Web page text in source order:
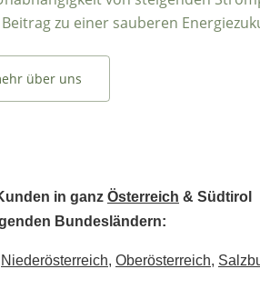
zu einer sauberen
über uns
in ganz Österreich & Südtirol
Bundesländern:
Niederösterreich, Oberösterreich,